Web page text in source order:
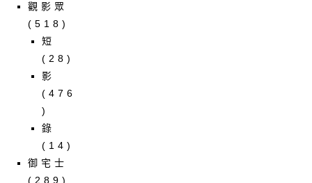
觀影眾
(518)
短
(28)
影
(476
)
錄
(14)
御宅士
(289)